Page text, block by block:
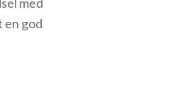
en god